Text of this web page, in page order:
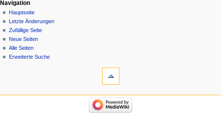
Navigation
Hauptseite
Letzte Änderungen
Zufällige Seite
Neue Seiten
Alle Seiten
Erweiterte Suche